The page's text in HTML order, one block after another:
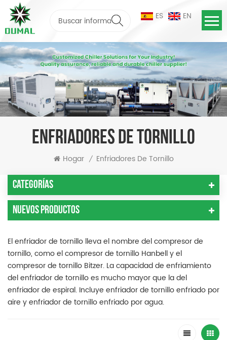
ES EN
ENFRIADORES DE TORNILLO
Hogar / Enfriadores De Tornillo
Categorías
Nuevos Productos
El enfriador de tornillo lleva el nombre del compresor de
tornillo, como el compresor de tornillo Hanbell y el
compresor de tornillo Bitzer. La capacidad de enfriamiento
del enfriador de tornillo es mucho mayor que la del
enfriador de espiral. Incluye enfriador de tornillo enfriado por
aire y enfriador de tornillo enfriado por agua.